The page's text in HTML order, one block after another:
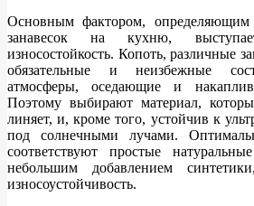
Основным фактором, определяющим
занавесок на кухню,
износостойкость. Копоть, различные
обязательные и неизбежные
атмосферы, оседающие и
Поэтому выбирают материал,
линяет, и, кроме того, устойчив к
под солнечными лучами.
соответствуют простые
небольшим добавлением
износоустойчивость.